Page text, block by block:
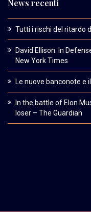
News recenti
Tutti i rischi del ritardo
David Ellison: In
New York Times
Le nuove banconote e
In the battle of Elon
loser – The Guardian